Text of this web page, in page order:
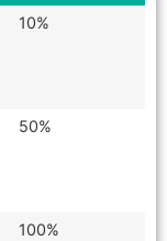
10%
50%
100%